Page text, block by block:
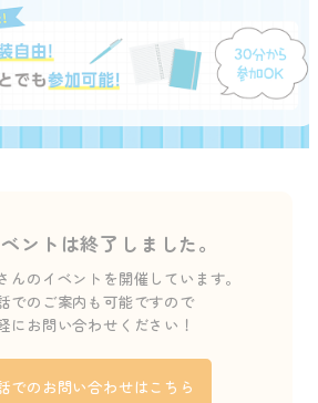
ントは終了しました。
んのイベントを開催しています。
でのご案内も可能ですので
にお問い合わせください！
でのお問い合わせはこちら